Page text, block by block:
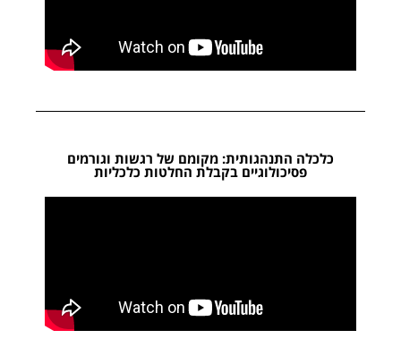
כלכלה התנהגותית: מקומם של רגשות וגורמים
פסיכולוגיים בקבלת החלטות כלכליות